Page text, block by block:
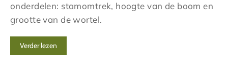
onderdelen: stamomtrek, hoogte van de boom en
grootte van de wortel.
Verder lezen